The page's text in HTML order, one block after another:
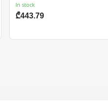
In stock
₾443.79